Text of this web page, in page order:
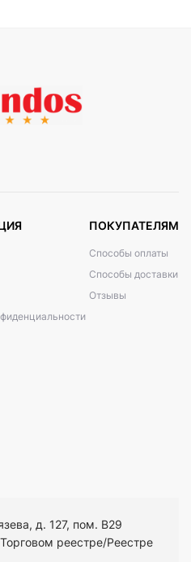
ПОКУПАТЕЛЯМ
Способы оплаты
Способы доставки
Отзывы
д. 127, пом. В29
реестре/Реестре